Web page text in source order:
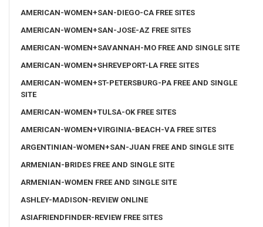
AMERICAN-WOMEN+SAN-DIEGO-CA FREE SITES
AMERICAN-WOMEN+SAN-JOSE-AZ FREE SITES
AMERICAN-WOMEN+SAVANNAH-MO FREE AND SINGLE SITE
AMERICAN-WOMEN+SHREVEPORT-LA FREE SITES
AMERICAN-WOMEN+ST-PETERSBURG-PA FREE AND SINGLE
SITE
AMERICAN-WOMEN+TULSA-OK FREE SITES
AMERICAN-WOMEN+VIRGINIA-BEACH-VA FREE SITES
ARGENTINIAN-WOMEN+SAN-JUAN FREE AND SINGLE SITE
ARMENIAN-BRIDES FREE AND SINGLE SITE
ARMENIAN-WOMEN FREE AND SINGLE SITE
ASHLEY-MADISON-REVIEW ONLINE
ASIAFRIENDFINDER-REVIEW FREE SITES